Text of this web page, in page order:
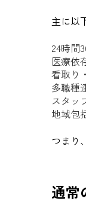
主に以
24時間
医療依
看取り
多職種
スタッ
地域包
つまり、
通常